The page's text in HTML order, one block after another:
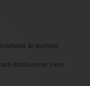
är avslutat
återkommer inom